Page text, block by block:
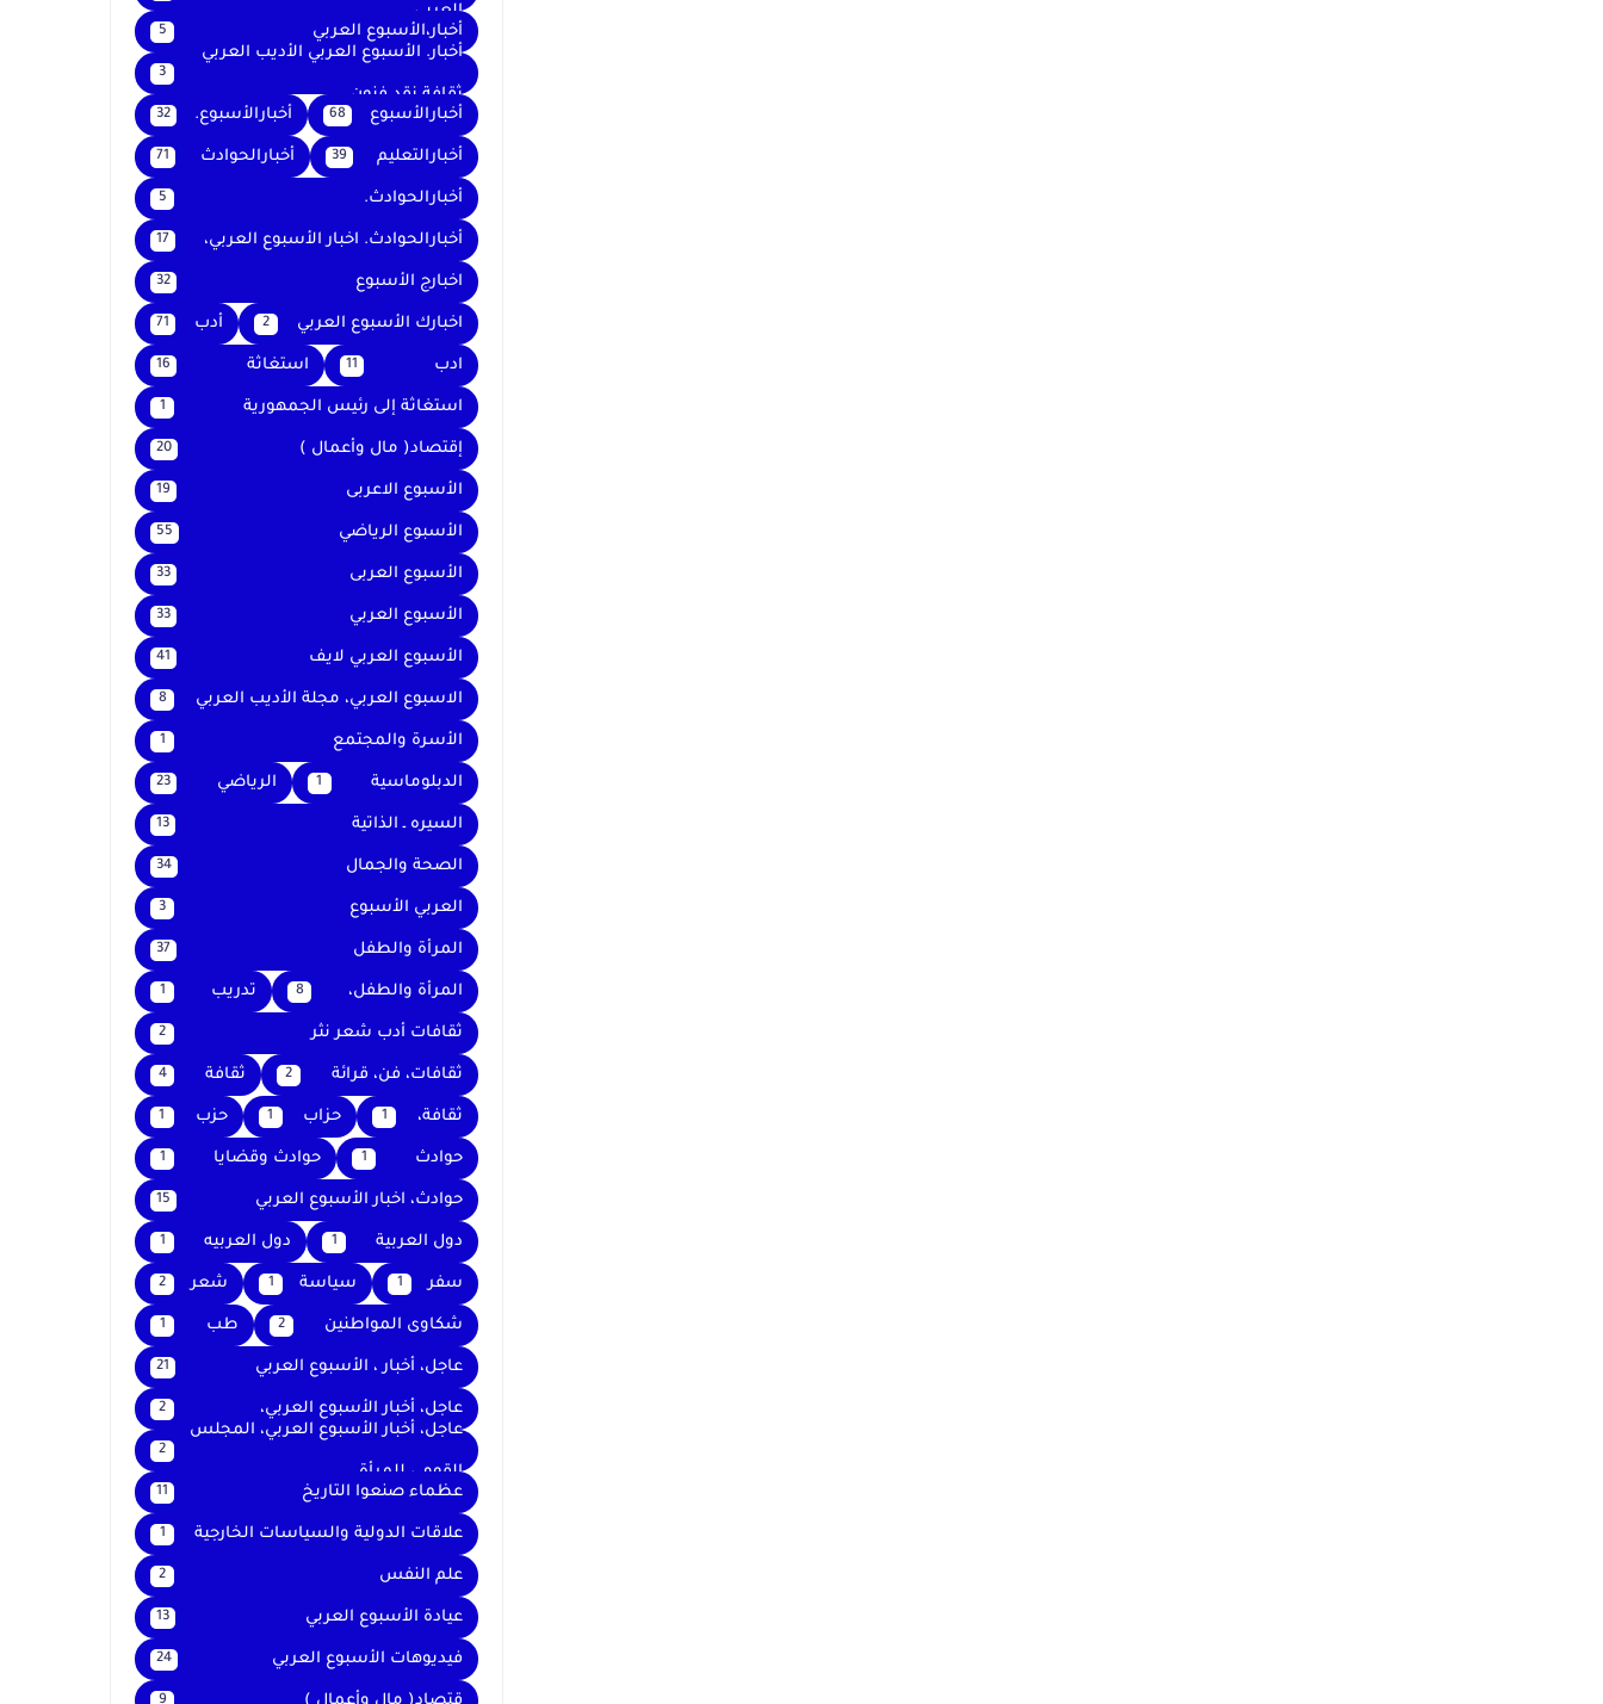
العربي
أخبار،الأسبوع العربي 5
أخبار. الأسبوع العربي الأديب العربي
ثقافة نقد فنون
3
أخبارالأسبوع 68 أخبارالأسبوع. 32
أخبارالتعليم 39 أخبارالحوادث 71
أخبارالحوادث. 5
أخبارالحوادث. اخبار الأسبوع العربي، 17
اخبارج الأسبوع 32
اخبارك الأسبوع العربي 2 أدب 71
ادب 11 استغاثة 16
استغاثة إلى رئيس الجمهورية 1
إقتصاد( مال وأعمال ) 20
الأسبوع الاعربى 19
الأسبوع الرياضي 55
الأسبوع العربى 33
الأسبوع العربي 33
الأسبوع العربي لايف 41
الاسبوع العربي، مجلة الأديب العربي 8
الأسرة والمجتمع 1
الدبلوماسية 1 الرياضي 23
السيره ـ الذاتية 13
الصحة والجمال 34
العربي الأسبوع 3
المرأة والطفل 37
المرأة والطفل، 8 تدريب 1
ثقافات أدب شعر نثر 2
ثقافات، فن، قرائة 2 ثقافة 4
ثقافة، 1 حزاب 1 حزب 1
حوادث 1 حوادث وقضايا 1
حوادث، اخبار الأسبوع العربي 15
دول العربية 1 دول العربيه 1
سفر 1 سياسة 1 شعر 2
شكاوى المواطنين 2 طب 1
عاجل، أخبار ، الأسبوع العربي 21
عاجل، أخبار الأسبوع العربي، 2
عاجل، أخبار الأسبوع العربي، المجلس
القومي للمرأة
2
عظماء صنعوا التاريخ 11
علاقات الدولية والسياسات الخارجية 1
علم النفس 2
عيادة الأسبوع العربي 13
فيديوهات الأسبوع العربي 24
9